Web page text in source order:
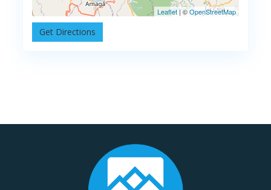
Leaflet| ©OpenStreetMap
Get Directions